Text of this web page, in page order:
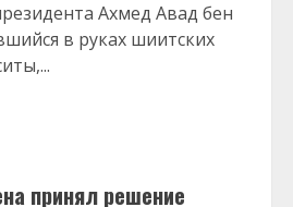
Ахмед Авад бен
в руках шиитских
принял решение